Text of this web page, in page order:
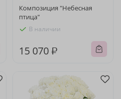
Композиция "Небесная
птица"
В наличии
15 070 ₽